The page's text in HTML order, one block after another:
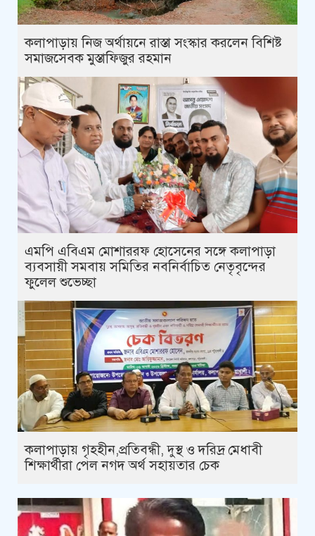
কলাপাড়ায় নিজ অর্থায়নে রাস্তা সংস্কার করলেন বিশিষ্ট
সমাজসেবক মুস্তাফিজুর রহমান
এমপি এবিএম মোশাররফ হোসেনের সঙ্গে কলাপাড়া
ব্যবসায়ী সমবায় সমিতির নবনির্বাচিত নেতৃবৃন্দের
ফুলেল শুভেচ্ছা
কলাপাড়ায় গৃহহীন,প্রতিবন্ধী, দুস্থ ও দরিদ্র মেধাবী
শিক্ষার্থীরা পেল নগদ অর্থ সহায়তার চেক